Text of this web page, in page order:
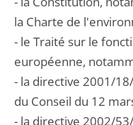
la Charte de
- le Traité sur le
européenne,
- la directive 2001/
du Conseil du 12
- la directive 2002/